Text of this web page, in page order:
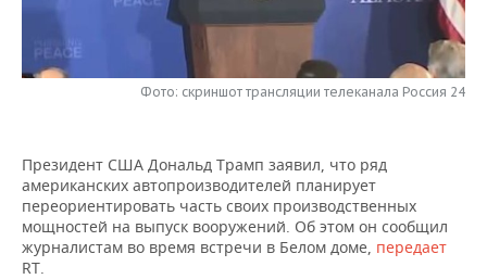
УСЛУГИ
МЕДИА
ТЕЛЕКОММУНИКАЦИИ
ВЫЕЗДНАЯ РЕДАКЦИЯ
БИЗНЕС-БРАНЧИ
ОТКРЫТАЯ ЛЕКЦИЯ
НОВОСТИ СПОРТА
ФУТБОЛ
БАСКЕТБОЛ
ВОЛЕЙБОЛ
КИБЕРСПОРТ
ОБЩЕСТВО
НОВОСТИ ОБЩЕСТВА
ИНФРАСТРУКТУРА
ИСТОРИЯ
КУЛЬТУРА
ФОТОГАЛЕРЕЯ
СПРАВОЧНИК
СПИСОК ПЕРСОН
СПИСОК КОМПАНИЙ
ПОЛНАЯ ВЕРСИЯ
Фото: скриншот трансляции телеканала Россия 24
Президент США Дональд Трамп заявил, что ряд
американских автопроизводителей планирует
переориентировать часть своих производственных
мощностей на выпуск вооружений. Об этом он сообщил
журналистам во время встречи в Белом доме, передает
RT.